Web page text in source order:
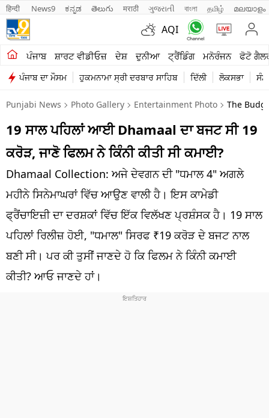
हिन्दी News9 ಕನ್ನಡ తెలుగు मराठी ગુજરાતી বাংলা தமிழ் മലയാളം
AQI
ਪੰਜਾਬ ਸ਼ਾਰਟ ਵੀਡੀਓਜ਼ ਦੇਸ਼ ਦੁਨੀਆ ਟ੍ਰੈਂਡਿੰਗ ਮਨੋਰੰਜਨ ਫੋਟੋ
ਪੰਜਾਬ ਦਾ ਮੌਸਮ ਹੁਕਮਨਾਮਾ ਸ੍ਰੀ ਦਰਬਾਰ ਸਾਹਿਬ ਦਿੱਲੀ ਲੋਕਸਭਾ
ਖੇਤੀਬਾੜੀ
ਸ਼ਾਰਟ ਵੀਡੀਓਜ਼
ਕਾਰੋਬਾਰ
ਕਰਿਅਰ
ਮਨੋਰੰਜਨ
ਦੇਸ਼
ਲਾਈਫ ਸਟਾਈਲ
ਪੰਜਾਬ
ਧਰਮ
Punjabi News Photo Gallery Entertainment Photo The
19 ਸਾਲ ਪਹਿਲਾਂ ਆਈ Dhamaal ਦਾ ਬਜਟ ਸੀ 19
ਕਰੋੜ, ਜਾਣੋ ਫਿਲਮ ਨੇ ਕਿੰਨੀ ਕੀਤੀ ਸੀ ਕਮਾਈ?
Dhamaal Collection: ਅਜੇ ਦੇਵਗਨ ਦੀ "ਧਮਾਲ 4" ਅਗਲੇ
ਮਹੀਨੇ ਸਿਨੇਮਾਘਰਾਂ ਵਿੱਚ ਆਉਣ ਵਾਲੀ ਹੈ। ਇਸ ਕਾਮੇਡੀ
ਫ੍ਰੈਂਚਾਇਜ਼ੀ ਦਾ ਦਰਸ਼ਕਾਂ ਵਿੱਚ ਇੱਕ ਵਿਲੱਖਣ ਪ੍ਰਸ਼ੰਸਕ ਹੈ। 19 ਸਾਲ
ਪਹਿਲਾਂ ਰਿਲੀਜ਼ ਹੋਈ, "ਧਮਾਲ" ਸਿਰਫ ₹19 ਕਰੋੜ ਦੇ ਬਜਟ ਨਾਲ
ਬਣੀ ਸੀ। ਪਰ ਕੀ ਤੁਸੀਂ ਜਾਣਦੇ ਹੋ ਕਿ ਫਿਲਮ ਨੇ ਕਿੰਨੀ ਕਮਾਈ
ਕੀਤੀ? ਆਓ ਜਾਣਦੇ ਹਾਂ।